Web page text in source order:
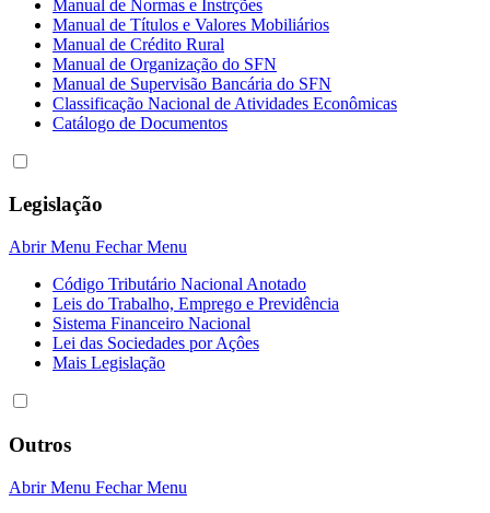
Manual de Normas e Instrções
Manual de Títulos e Valores Mobiliários
Manual de Crédito Rural
Manual de Organização do SFN
Manual de Supervisão Bancária do SFN
Classificação Nacional de Atividades Econômicas
Catálogo de Documentos
Legislação
Abrir Menu Fechar Menu
Código Tributário Nacional Anotado
Leis do Trabalho, Emprego e Previdência
Sistema Financeiro Nacional
Lei das Sociedades por Açôes
Mais Legislação
Outros
Abrir Menu Fechar Menu